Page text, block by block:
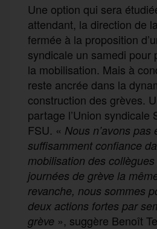
Une option qui sera
attendant, la direction de
fermée à la proposition
syndicale un samedi pour
la mobilisation. Mais à
reste ancrée dans la
construction des grèves.
partage l’Union syndicale
FSU. « Nous n’avons pas
suffisamment confiance
mobilisation des
journées de grève la
revanche, nous sommes
deux actions fortes par
grève », suggère Benoît